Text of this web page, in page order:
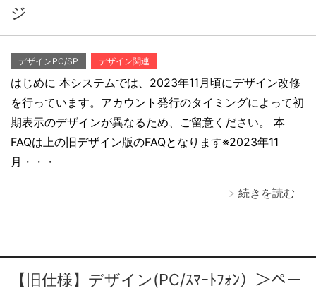
ジ
デザインPC/SP デザイン関連
はじめに 本システムでは、2023年11月頃にデザイン改修
を行っています。アカウント発行のタイミングによって初
期表示のデザインが異なるため、ご留意ください。 本
FAQは上の旧デザイン版のFAQとなります※2023年11
月・・・
続きを読む
【旧仕様】デザイン(PC/ｽﾏｰﾄﾌｫﾝ）＞ペー